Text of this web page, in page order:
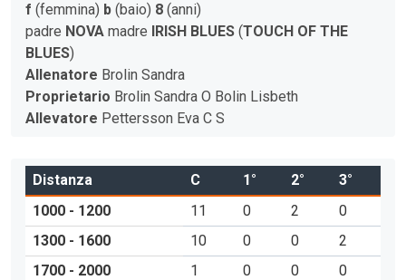
f (femmina) b (baio) 8 (anni)
padre NOVA madre IRISH BLUES (TOUCH OF THE
BLUES)
Allenatore Brolin Sandra
Proprietario Brolin Sandra O Bolin Lisbeth
Allevatore Pettersson Eva C S
Distanza C 1° 2°
3°
1000 - 1200
11 0 2
0
1300 - 1600
10 0 0
2
1700 - 2000
1 0 0
0